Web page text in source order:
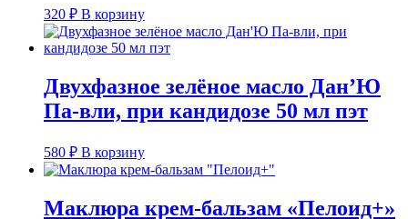
320 ₽ В корзину
Двухфазное зелёное масло Дан’Ю
Па-вли, при кандидозе 50 мл пэт
580 ₽ В корзину
Маклюра крем-бальзам «Пелоид+»